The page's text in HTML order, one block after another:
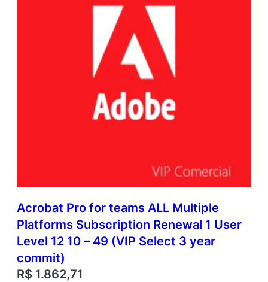
Acrobat Pro for teams ALL Multiple
Platforms Subscription Renewal 1 User
Level 12 10 – 49 (VIP Select 3 year
commit)
R$ 1.862,71